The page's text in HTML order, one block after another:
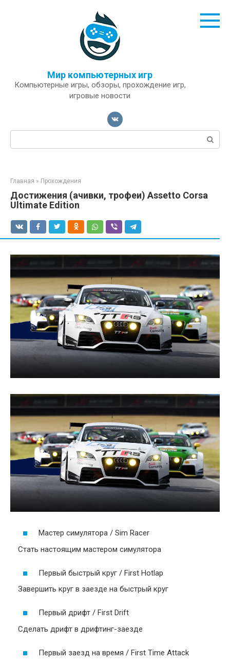
Мир компьютерных игр
Компьютерные игры, обзоры, прохождение игр,
игровые новости
Поиск:
Главная » Прохождения
Достижения (ачивки, трофеи) Assetto Corsa
Ultimate Edition
Мастер симулятора / Sim Racer
Стать настоящим мастером симулятора
Первый быстрый круг / First Hotlap
Завершить круг в заезде на быстрый круг
Первый дрифт / First Drift
Сделать дрифт в дрифтинг-заезде
Первый заезд на время / First Time Attack